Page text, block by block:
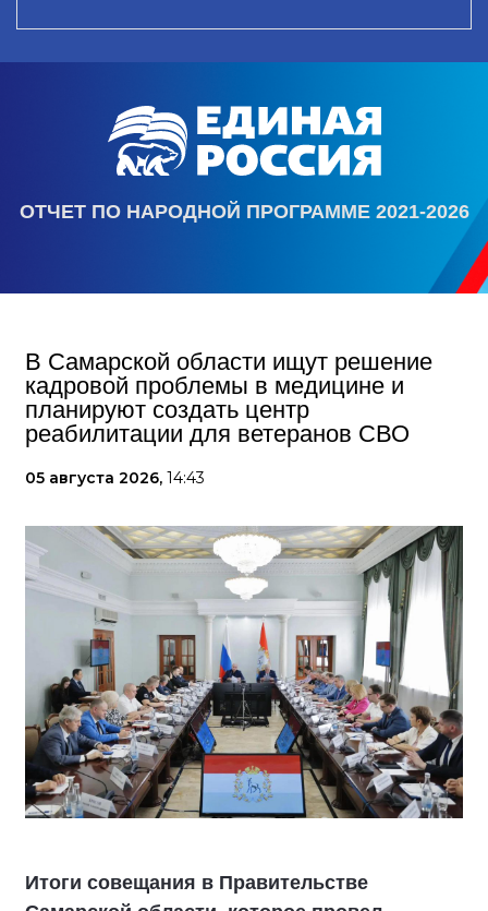
ОТЧЕТ ПО НАРОДНОЙ ПРОГРАММЕ 2021-2026
В Самарской области ищут решение
кадровой проблемы в медицине и
планируют создать центр
реабилитации для ветеранов СВО
05 августа 2026, 14:43
Итоги совещания в Правительстве